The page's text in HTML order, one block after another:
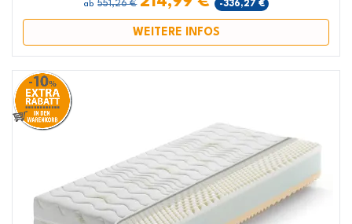
ab 551,26 € -336,27 €
WEITERE INFOS